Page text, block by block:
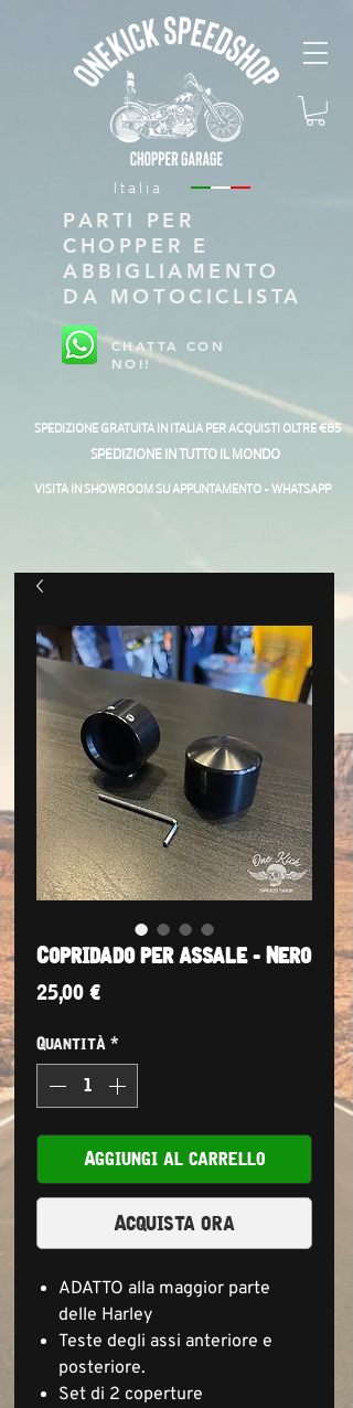
Italia
PARTI PER
CHOPPER E
ABBIGLIAMENTO
DA MOTOCICLISTA
CHATTA CON
NOI!
SPEDIZIONE GRATUITA IN ITALIA PER ACQUISTI OLTRE €85
SPEDIZIONE IN TUTTO IL MONDO
VISITA IN SHOWROOM SU APPUNTAMENTO - WHATSAPP
Copridado per assale - Nero
25,00 €Prezzo
Quantità *
Aggiungi al carrello
Acquista ora
ADATTO alla maggior parte
delle Harley
Teste degli assi anteriore e
posteriore.
Set di 2 coperture